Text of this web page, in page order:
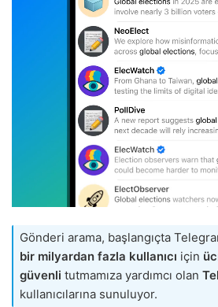
Gönderi arama, başlangıçta
bir milyardan fazla kullanıcı için
güvenli tutmamıza yardımcı olan
kullanıcılarına sunuluyor.